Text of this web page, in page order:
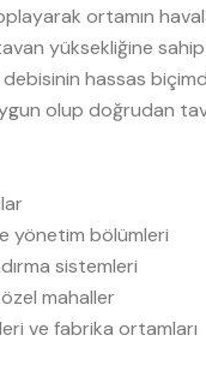
ortamın
yüksekliğine
hassas
olup doğrudan
yönetim bölümleri
sistemleri
mahaller
ve fabrika ortamları